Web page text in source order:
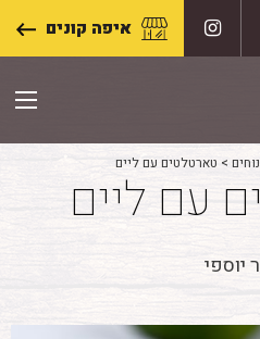
איפה קונים
> טארטלטים עם ליים
עם ליים
יוספי